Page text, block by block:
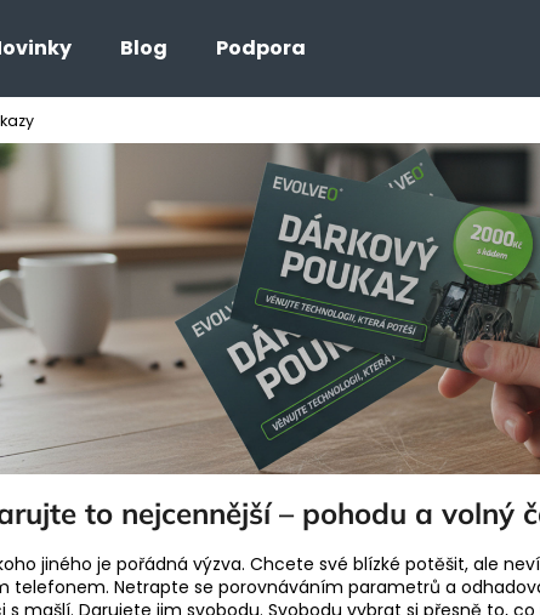
Blog Podpora
to nejcennější – pohodu a volný
jiného je pořádná výzva. Chcete své blízké potěšit, ale
telefonem. Netrapte se porovnáváním parametrů a
Co potřebujete najít?
HLEDAT